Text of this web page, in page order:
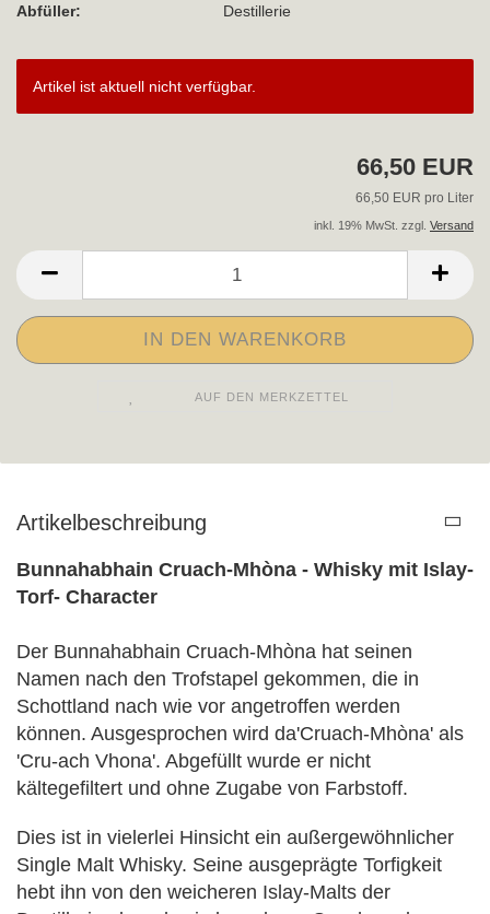
Abfüller:
Destillerie
Artikel ist aktuell nicht verfügbar.
66,50 EUR
66,50 EUR pro Liter
inkl. 19% MwSt. zzgl. Versand
AUF DEN MERKZETTEL
Artikelbeschreibung
Bunnahabhain Cruach-Mhòna - Whisky mit Islay-
Torf- Character
Der Bunnahabhain Cruach-Mhòna hat seinen
Namen nach den Trofstapel gekommen, die in
Schottland nach wie vor angetroffen werden
können. Ausgesprochen wird da'Cruach-Mhòna' als
'Cru-ach Vhona'. Abgefüllt wurde er nicht
kältegefiltert und ohne Zugabe von Farbstoff.
Dies ist in vielerlei Hinsicht ein außergewöhnlicher
Single Malt Whisky. Seine ausgeprägte Torfigkeit
hebt ihn von den weicheren Islay-Malts der